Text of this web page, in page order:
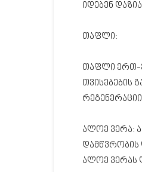
იდებენ
თაფლი:
თაფლი ერთ-
თვისებების
ალოე ვერა:
დამწვრობის
ალოე ვერას